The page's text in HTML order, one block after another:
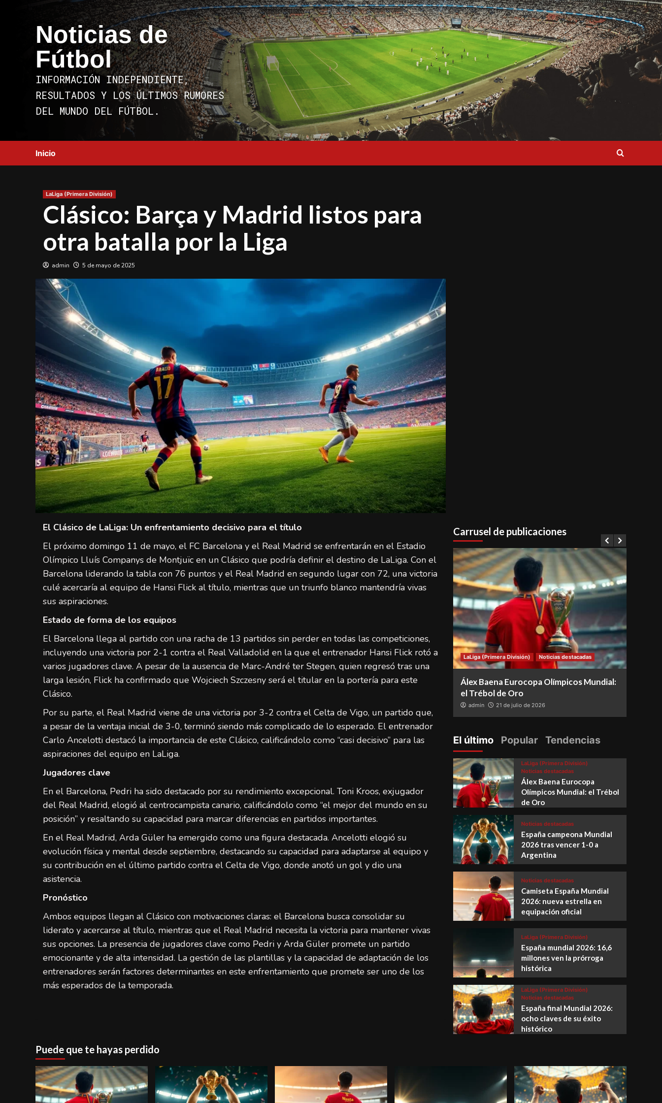
Noticias de
Fútbol
INFORMACIÓN INDEPENDIENTE,
RESULTADOS Y LOS ÚLTIMOS RUMORES
DEL MUNDO DEL FÚTBOL.
Inicio
LaLiga (Primera División)
Clásico: Barça y Madrid listos para
otra batalla por la Liga
admin 5 de mayo de 2025
El Clásico de LaLiga: Un enfrentamiento decisivo para el título
El próximo domingo 11 de mayo, el FC Barcelona y el Real Madrid se enfrentarán en el Estadio
Olímpico Lluís Companys de Montjuïc en un Clásico que podría definir el destino de LaLiga. Con el
Barcelona liderando la tabla con 76 puntos y el Real Madrid en segundo lugar con 72, una victoria
culé acercaría al equipo de Hansi Flick al título, mientras que un triunfo blanco mantendría vivas
sus aspiraciones.
Estado de forma de los equipos
El Barcelona llega al partido con una racha de 13 partidos sin perder en todas las competiciones,
incluyendo una victoria por 2-1 contra el Real Valladolid en la que el entrenador Hansi Flick rotó a
varios jugadores clave. A pesar de la ausencia de Marc-André ter Stegen, quien regresó tras una
larga lesión, Flick ha confirmado que Wojciech Szczesny será el titular en la portería para este
Clásico.
Por su parte, el Real Madrid viene de una victoria por 3-2 contra el Celta de Vigo, un partido que,
a pesar de la ventaja inicial de 3-0, terminó siendo más complicado de lo esperado. El entrenador
Carlo Ancelotti destacó la importancia de este Clásico, calificándolo como “casi decisivo” para las
aspiraciones del equipo en LaLiga.
Jugadores clave
En el Barcelona, Pedri ha sido destacado por su rendimiento excepcional. Toni Kroos, exjugador
del Real Madrid, elogió al centrocampista canario, calificándolo como “el mejor del mundo en su
posición” y resaltando su capacidad para marcar diferencias en partidos importantes.
En el Real Madrid, Arda Güler ha emergido como una figura destacada. Ancelotti elogió su
evolución física y mental desde septiembre, destacando su capacidad para adaptarse al equipo y
su contribución en el último partido contra el Celta de Vigo, donde anotó un gol y dio una
asistencia.
Pronóstico
Ambos equipos llegan al Clásico con motivaciones claras: el Barcelona busca consolidar su
liderato y acercarse al título, mientras que el Real Madrid necesita la victoria para mantener vivas
sus opciones. La presencia de jugadores clave como Pedri y Arda Güler promete un partido
emocionante y de alta intensidad. La gestión de las plantillas y la capacidad de adaptación de los
entrenadores serán factores determinantes en este enfrentamiento que promete ser uno de los
más esperados de la temporada.
Carrusel de publicaciones
LaLiga (Primera División) Noticias destacadas
España final Mundial 2026: ocho claves de
LaLiga (Primera División) Noticias destacadas
Álex Baena Eurocopa Olímpicos Mundial:
el Trébol de Oro
admin 21 de julio de 2026
El último Popular Tendencias
LaLiga (Primera División)
Noticias destacadas
Álex Baena Eurocopa
Olímpicos Mundial: el Trébol
de Oro
Noticias destacadas
España campeona Mundial
2026 tras vencer 1-0 a
Argentina
Noticias destacadas
Camiseta España Mundial
2026: nueva estrella en
equipación oficial
LaLiga (Primera División)
España mundial 2026: 16,6
millones ven la prórroga
histórica
LaLiga (Primera División)
Noticias destacadas
España final Mundial 2026:
ocho claves de su éxito
histórico
Puede que te hayas perdido